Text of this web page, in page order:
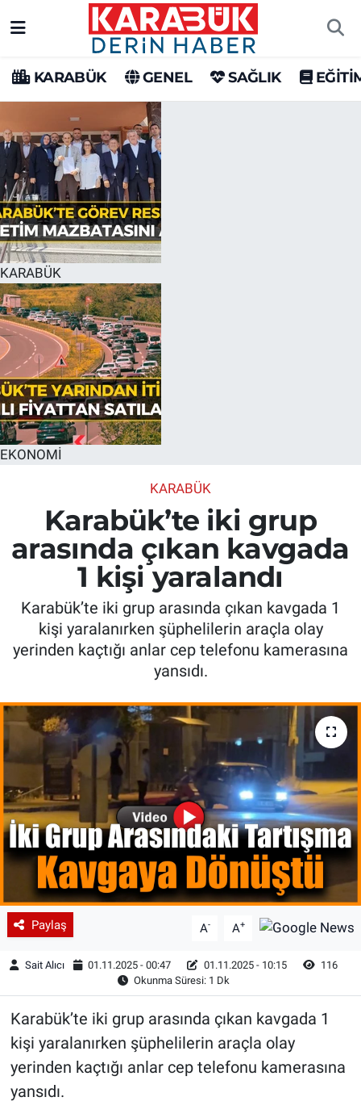
KARABÜK GENEL SAĞLIK
KARABÜK
EKONOMİ
KARABÜK
Karabük’te iki grup
arasında çıkan kavgada
1 kişi yaralandı
Karabük’te iki grup arasında çıkan kavgada 1
kişi yaralanırken şüphelilerin araçla olay
yerinden kaçtığı anlar cep telefonu kamerasına
yansıdı.
Paylaş A- A+
Sait Alıcı 01.11.2025 - 00:47 01.11.2025 - 10:15
116
Okunma Süresi: 1 Dk
Karabük’te iki grup arasında çıkan kavgada 1
kişi yaralanırken şüphelilerin araçla olay
yerinden kaçtığı anlar cep telefonu kamerasına
yansıdı.
Karabük Hava Durumu
Karabük Trafik Yoğunluk Haritası
Süper Lig Puan Durumu ve Fikstür
Tüm Manşetler
Son Dakika Haberleri
Haber Arşivi